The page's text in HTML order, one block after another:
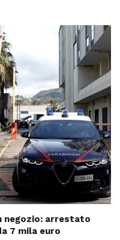
negozio: arrestato
7 mila euro